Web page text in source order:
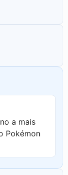
a mais
Pokémon